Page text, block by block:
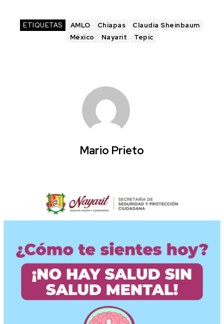
ETIQUETAS AMLO Chiapas
Claudia Sheinbaum
México
Nayarit Tepic
Mario Prieto